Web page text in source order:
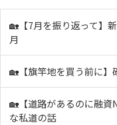
🏡【7月を振り返って】
月
🏡【旗竿地を買う前に】
🏡【道路があるのに融資
な私道の話